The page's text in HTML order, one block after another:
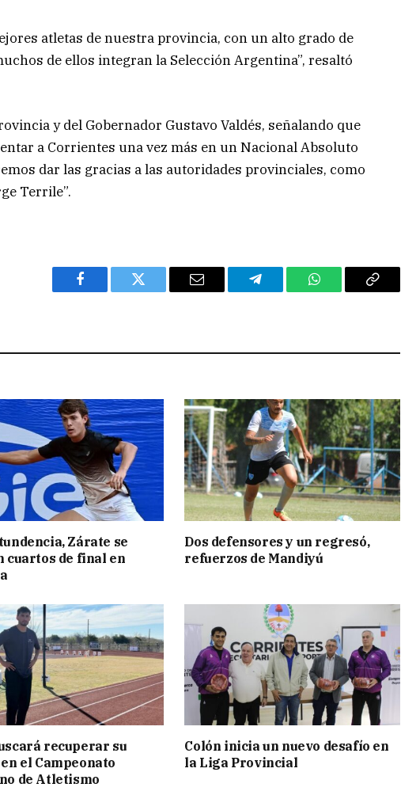
atletas de nuestra provincia, con un alto grado de
de ellos integran la Selección Argentina”, resaltó
y del Gobernador Gustavo Valdés, señalando que
a Corrientes una vez más en un Nacional Absoluto
dar las gracias a las autoridades provinciales, como
Terrile”.
Facebook Twitter Email Telegram WhatsAppCopy
Zárate se
cuartos de final en
Dos defensores y un regresó,
refuerzos de Mandiyú
recuperar su
el Campeonato
de Atletismo
Colón inicia un nuevo desafío en
la Liga Provincial